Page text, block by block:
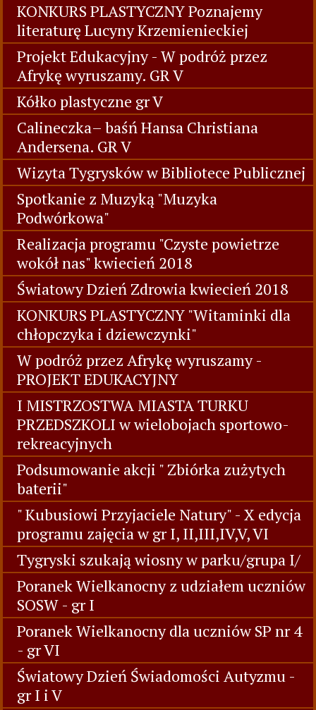
KONKURS PLASTYCZNY Poznajemy
literaturę Lucyny Krzemienieckiej
Projekt Edukacyjny - W podróż przez
Afrykę wyruszamy. GR V
Kółko plastyczne gr V
Calineczka– baśń Hansa Christiana
Andersena. GR V
Wizyta Tygrysków w Bibliotece Publicznej
Spotkanie z Muzyką "Muzyka
Podwórkowa"
Realizacja programu "Czyste powietrze
wokół nas" kwiecień 2018
Światowy Dzień Zdrowia kwiecień 2018
KONKURS PLASTYCZNY "Witaminki dla
chłopczyka i dziewczynki"
W podróż przez Afrykę wyruszamy -
PROJEKT EDUKACYJNY
I MISTRZOSTWA MIASTA TURKU
PRZEDSZKOLI w wielobojach sportowo-
rekreacyjnych
Podsumowanie akcji " Zbiórka zużytych
baterii"
" Kubusiowi Przyjaciele Natury" - X edycja
programu zajęcia w gr I, II,III,IV,V, VI
Tygryski szukają wiosny w parku/grupa I/
Poranek Wielkanocny z udziałem uczniów
SOSW - gr I
Poranek Wielkanocny dla uczniów SP nr 4
- gr VI
Światowy Dzień Świadomości Autyzmu -
gr I i V